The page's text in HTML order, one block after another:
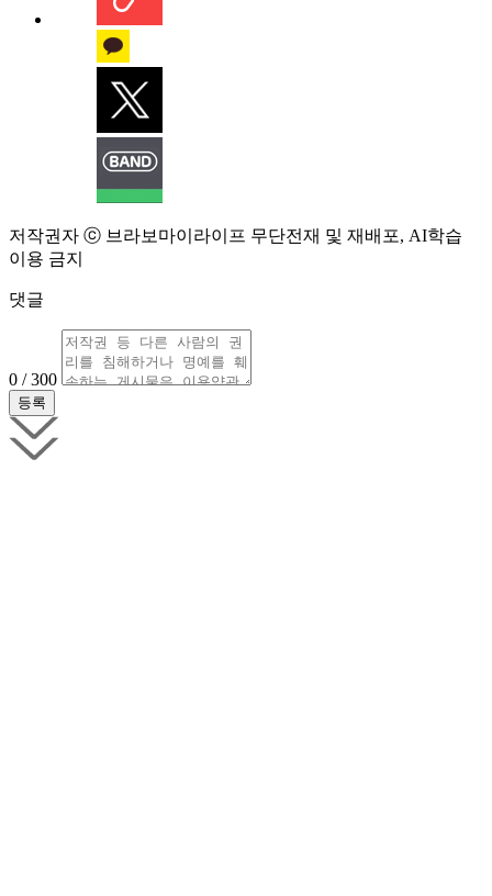
저작권자 ⓒ 브라보마이라이프 무단전재 및 재배포, AI학습
이용 금지
댓글
0 / 300